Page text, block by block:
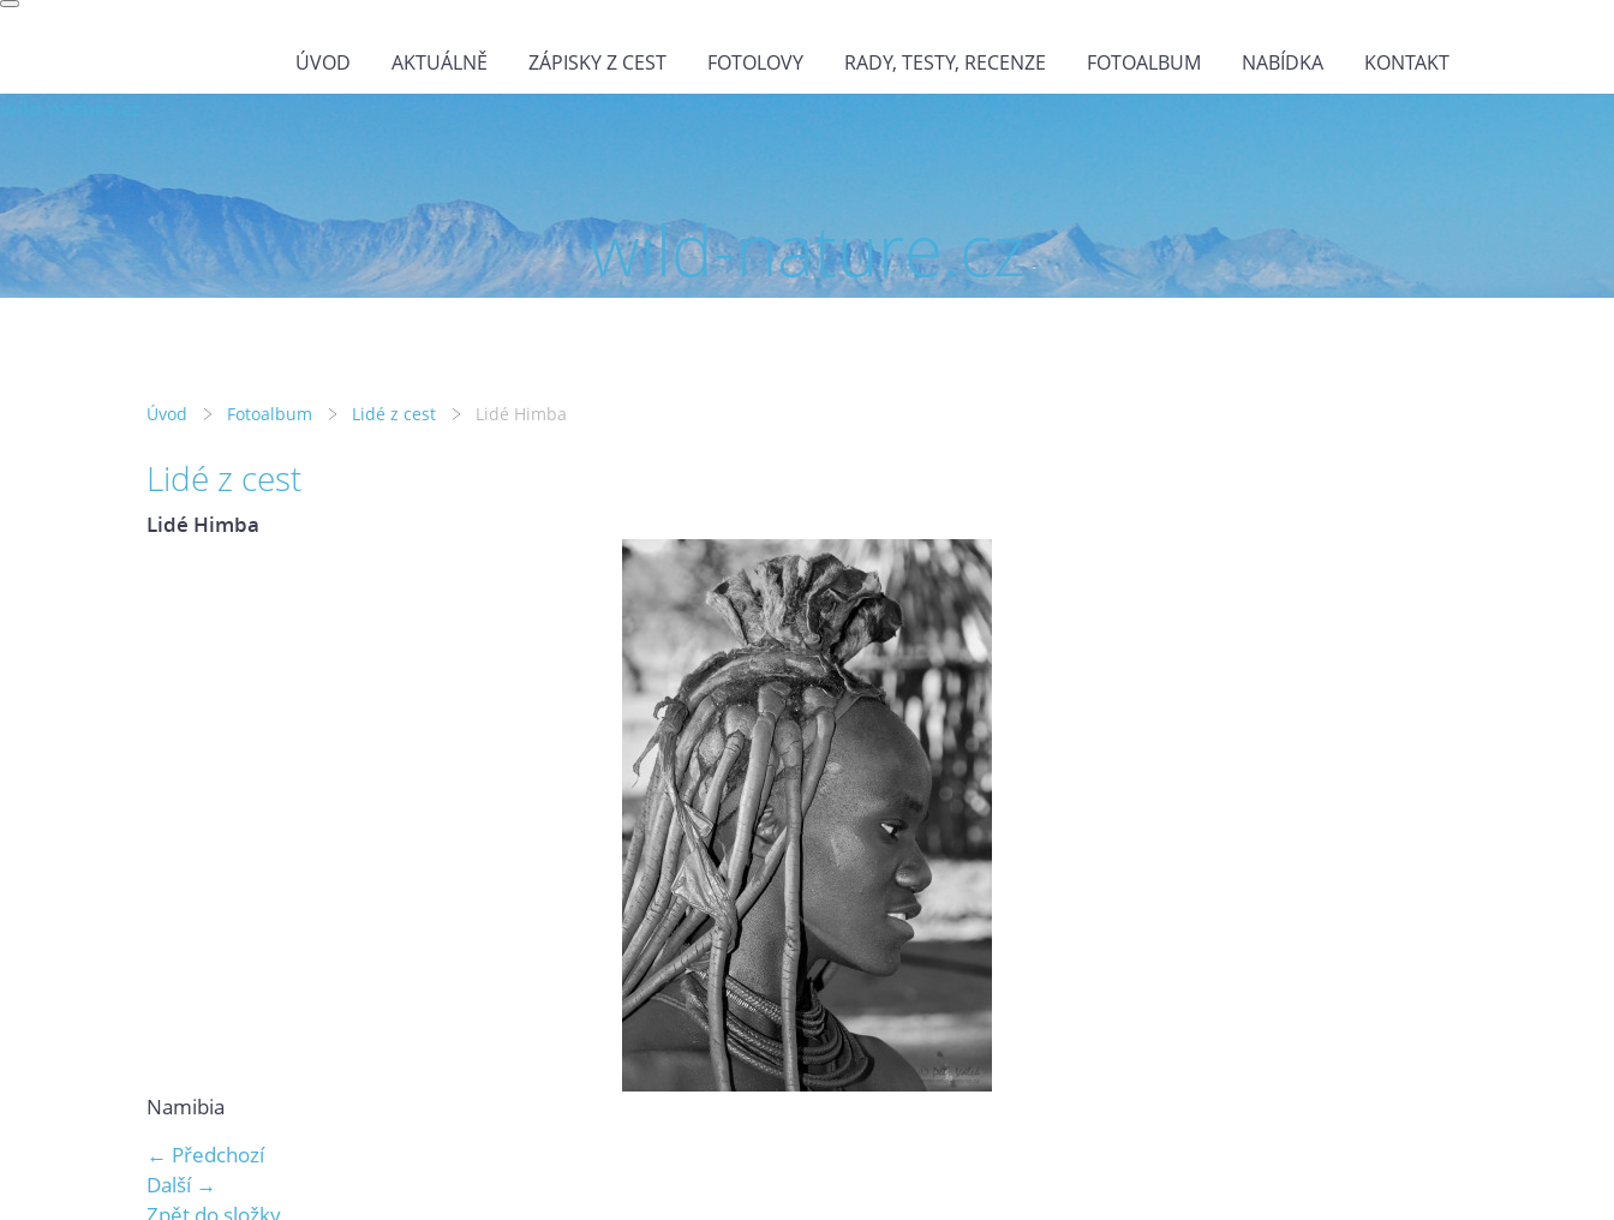
ÚVOD AKTUÁLNĚ ZÁPISKY Z CEST FOTOLOVY RADY, TESTY, RECENZE FOTOALBUM NABÍDKA KONTAKT
wild-nature.cz
Úvod Fotoalbum Lidé z cest Lidé Himba
Lidé z cest
Lidé Himba
Namibia
← Předchozí
Další →